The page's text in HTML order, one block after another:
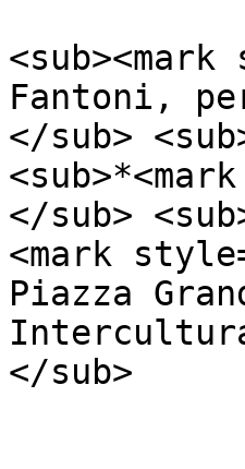
Fantoni,
</sub>
</sub>
<mark
Piazza
</sub>